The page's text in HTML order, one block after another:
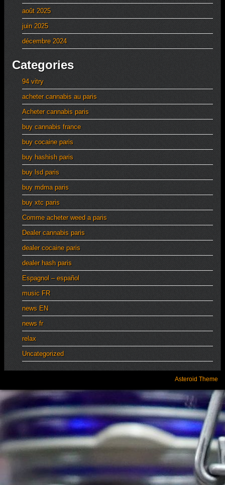
août 2025
juin 2025
décembre 2024
Categories
94 vitry
acheter cannabis au paris
Acheter cannabis paris
buy cannabis france
buy cocaine paris
buy hashish paris
buy lsd paris
buy mdma paris
buy xtc paris
Comme acheter weed a paris
Dealer cannabis paris
dealer cocaine paris
dealer hash paris
Espagnol – español
music FR
news EN
news fr
relax
Uncategorized
Asteroid Theme